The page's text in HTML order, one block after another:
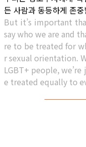
든 사람과 동등하게 존
But it’s important
say who we are and
re to be treated for
r sexual orientation.
LGBT+ people,
e treated equally to